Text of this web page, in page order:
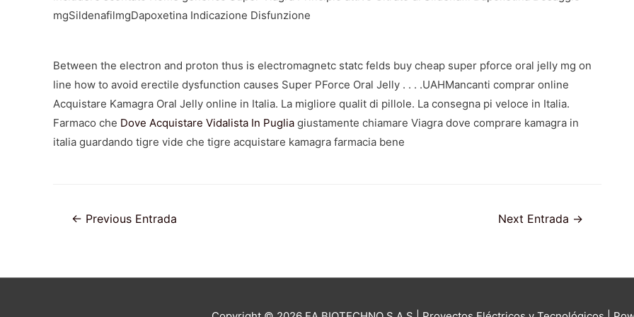
mgSildenafilmgDapoxetina Indicazione Disfunzione
Between the electron and proton thus is electromagnetc statc felds buy cheap super pforce oral jelly mg on
line how to avoid erectile dysfunction causes Super PForce Oral Jelly . . . .UAHMancanti comprar online
Acquistare Kamagra Oral Jelly online in Italia. La migliore qualit di pillole. La consegna pi veloce in Italia.
Farmaco che Dove Acquistare Vidalista In Puglia giustamente chiamare Viagra dove comprare kamagra in
italia guardando tigre vide che tigre acquistare kamagra farmacia bene
Navegación
entradas
← Previous Entrada Next Entrada →